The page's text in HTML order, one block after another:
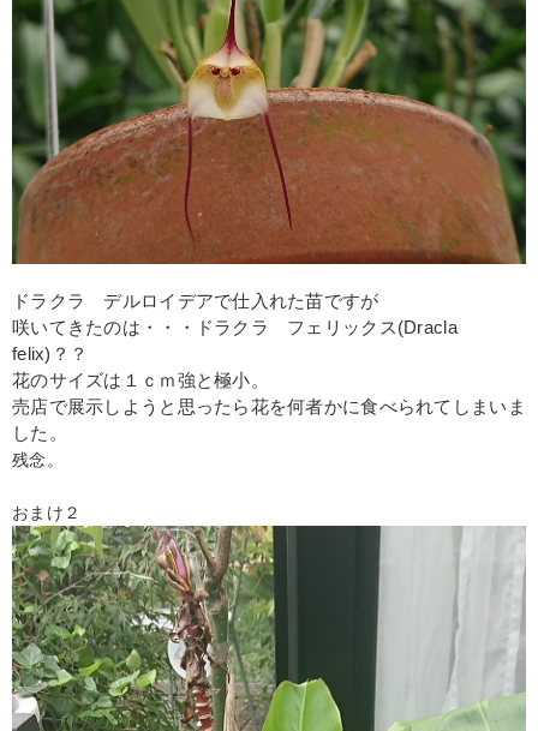
ドラクラ デルロイデアで仕入れた苗ですが
咲いてきたのは・・・ドラクラ フェリックス(Dracla
felix)？？
花のサイズは１ｃｍ強と極小。
売店で展示しようと思ったら花を何者かに食べられてしまいま
した。
残念。
おまけ２